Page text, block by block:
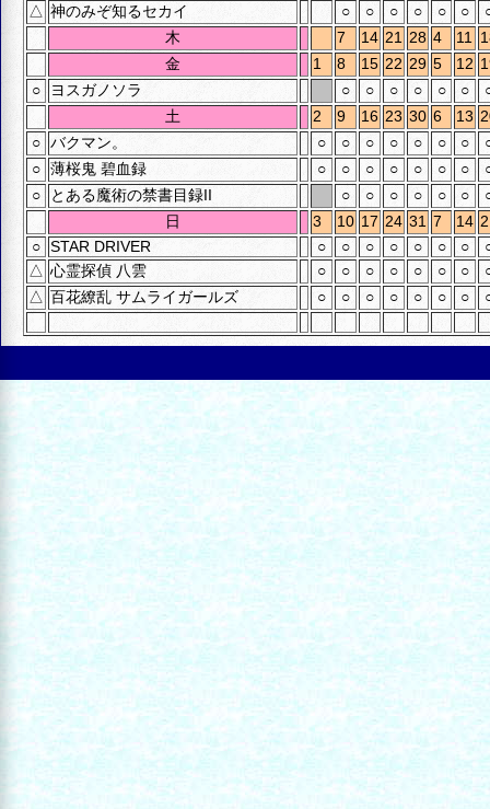
△ 神のみぞ知るセカイ ○ ○ ○ ○ ○ ○
木
7 14 21 28 4 11
金
1 8 15 22 29 5 12
○
ヨスガノソラ ○ ○ ○ ○ ○ ○
土
2 9 16 23 30 6 13
○ バクマン。 ○ ○ ○ ○ ○ ○ ○
○ 薄桜鬼 碧血録 ○ ○ ○ ○ ○ ○ ○
○
とある魔術の禁書目録II ○ ○ ○ ○ ○ ○
日
3 10 17 24 31 7 14
○ STAR DRIVER ○ ○ ○ ○ ○ ○ ○
△ 心霊探偵 八雲 ○ ○ ○ ○ ○ ○ ○
△ 百花繚乱 サムライガールズ ○ ○ ○ ○ ○ ○ ○